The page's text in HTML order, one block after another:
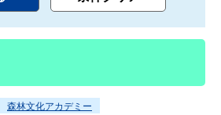
森林文化アカデミー